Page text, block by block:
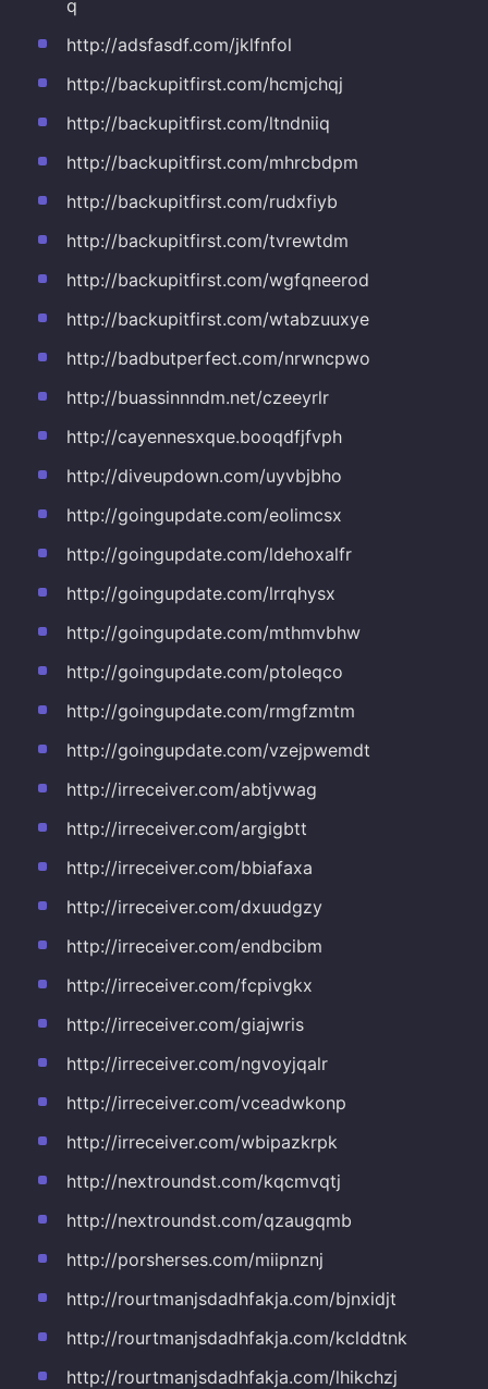
q
http://adsfasdf.com/jklfnfol
http://backupitfirst.com/hcmjchqj
http://backupitfirst.com/ltndniiq
http://backupitfirst.com/mhrcbdpm
http://backupitfirst.com/rudxfiyb
http://backupitfirst.com/tvrewtdm
http://backupitfirst.com/wgfqneerod
http://backupitfirst.com/wtabzuuxye
http://badbutperfect.com/nrwncpwo
http://buassinnndm.net/czeeyrlr
http://cayennesxque.booqdfjfvph
http://diveupdown.com/uyvbjbho
http://goingupdate.com/eolimcsx
http://goingupdate.com/ldehoxalfr
http://goingupdate.com/lrrqhysx
http://goingupdate.com/mthmvbhw
http://goingupdate.com/ptoleqco
http://goingupdate.com/rmgfzmtm
http://goingupdate.com/vzejpwemdt
http://irreceiver.com/abtjvwag
http://irreceiver.com/argigbtt
http://irreceiver.com/bbiafaxa
http://irreceiver.com/dxuudgzy
http://irreceiver.com/endbcibm
http://irreceiver.com/fcpivgkx
http://irreceiver.com/giajwris
http://irreceiver.com/ngvoyjqalr
http://irreceiver.com/vceadwkonp
http://irreceiver.com/wbipazkrpk
http://nextroundst.com/kqcmvqtj
http://nextroundst.com/qzaugqmb
http://porsherses.com/miipnznj
http://rourtmanjsdadhfakja.com/bjnxidjt
http://rourtmanjsdadhfakja.com/kclddtnk
http://rourtmanjsdadhfakja.com/lhikchzj